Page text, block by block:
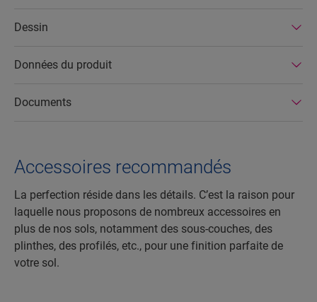
Dessin
Données du produit
Documents
Accessoires recommandés
La perfection réside dans les détails. C’est la raison pour
laquelle nous proposons de nombreux accessoires en
plus de nos sols, notamment des sous-couches, des
plinthes, des profilés, etc., pour une finition parfaite de
votre sol.